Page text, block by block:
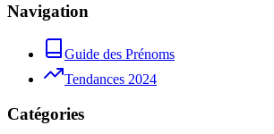
Navigation
Guide des Prénoms
Tendances 2024
Catégories